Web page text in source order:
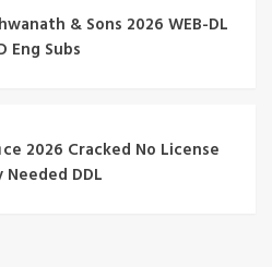
& Sons 2026 WEB-DL
Eng Subs
2026 Cracked No License
Needed DDL